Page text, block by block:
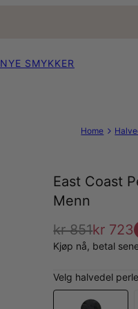
NYE SMYKKER
Home
East Coast
Menn
kr 851kr 723
Kjøp nå, betal
Velg halvedel